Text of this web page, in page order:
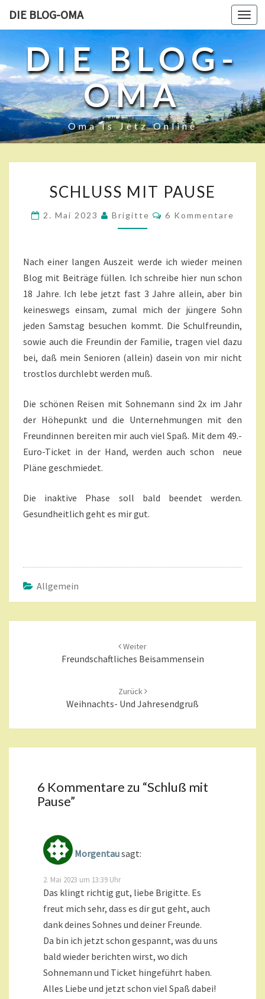
DIE BLOG-OMA
DIE BLOG-
OMA
Oma Is Jetz Online
C
L
U
T
P
A
U
E
?
>
SCHLUSS MIT PAUSE
2. Mai 2023 Brigitte
K
O
N
T
A
R
E
6 Kommentare
Nach einer langen Auszeit werde ich wieder meinen
Blog mit Beiträge füllen. Ich schreibe hier nun schon
18 Jahre. Ich lebe jetzt fast 3 Jahre allein, aber bin
keineswegs einsam, zumal mich der jüngere Sohn
jeden Samstag besuchen kommt. Die Schulfreundin,
sowie auch die Freundin der Familie, tragen viel dazu
bei, daß mein Senioren (allein) dasein von mir nicht
trostlos durchlebt werden muß.
Die schönen Reisen mit Sohnemann sind 2x im Jahr
der Höhepunkt und die Unternehmungen mit den
Freundinnen bereiten mir auch viel Spaß. Mit dem 49.-
Euro-Ticket in der Hand, werden auch schon neue
Pläne geschmiedet.
Die inaktive Phase soll bald beendet werden.
Gesundheitlich geht es mir gut.
Allgemein
Weiter
Freundschaftliches Beisammensein
Zurück
Weihnachts- Und Jahresendgruß
6 Kommentare zu “Schluß mit
Pause”
Morgentausagt:
2. Mai 2023 um 13:39 Uhr
Das klingt richtig gut, liebe Brigitte. Es
freut mich sehr, dass es dir gut geht, auch
dank deines Sohnes und deiner Freunde.
Da bin ich jetzt schon gespannt, was du uns
bald wieder berichten wirst, wo dich
Sohnemann und Ticket hingeführt haben.
Alles Liebe und jetzt schon viel Spaß dabei!